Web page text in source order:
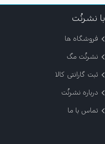
با نشرنُت
فروشگاه ها
نشرنُت مگ
ثبت گارانتی کالا
درباره نشرنُت
تماس با ما